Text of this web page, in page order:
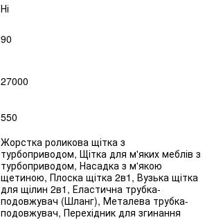
Ні
90
27000
550
Жорстка роликова щітка з
турбоприводом, Щітка для м'яких меблів з
турбоприводом, Насадка з м'якою
щетиною, Плоска щітка 2в1, Вузька щітка
для щілин 2в1, Еластична трубка-
подовжувач (Шланг), Металева трубка-
подовжувач, Перехідник для згинання